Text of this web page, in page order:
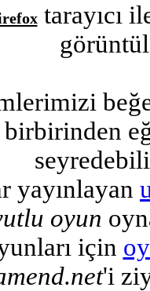
tarayıcı
birbirinden
yayınlayan
oyun
için
'i